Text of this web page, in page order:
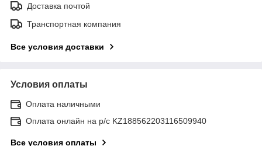
Доставка почтой
Транспортная компания
Все условия доставки
Условия оплаты
Оплата наличными
Оплата онлайн на р/с KZ188562203116509940
Все условия оплаты